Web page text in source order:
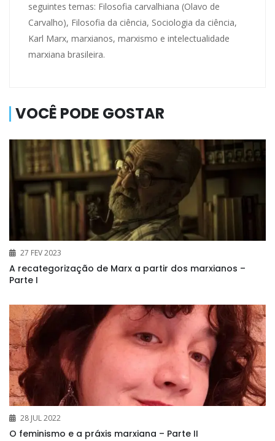
seguintes temas: Filosofia carvalhiana (Olavo de
Carvalho), Filosofia da ciência, Sociologia da ciência,
Karl Marx, marxianos, marxismo e intelectualidade
marxiana brasileira.
VOCÊ PODE GOSTAR
27 FEV 2023
A recategorização de Marx a partir dos marxianos –
Parte I
28 JUL 2022
O feminismo e a práxis marxiana – Parte II